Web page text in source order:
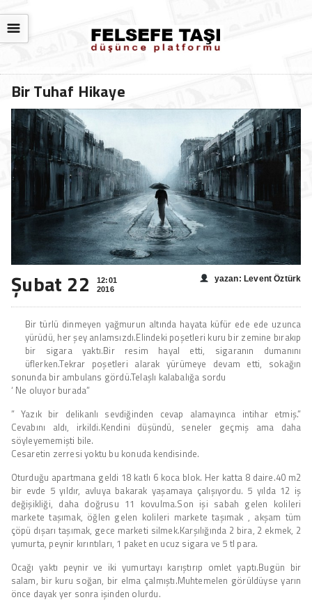
☰
Bir Tuhaf Hikaye
Şubat 22
12:01
2016
yazan: Levent Öztürk
Bir türlü dinmeyen yağmurun altında hayata küfür ede ede uzunca
yürüdü, her şey anlamsızdı.Elindeki poşetleri kuru bir zemine bırakıp
bir sigara yaktı.Bir resim hayal etti, sigaranın dumanını
üflerken.Tekrar poşetleri alarak yürümeye devam etti, sokağın
sonunda bir ambulans gördü.Telaşlı kalabalığa sordu
‘ Ne oluyor burada”
” Yazık bir delikanlı sevdiğinden cevap alamayınca intihar etmiş.”
Cevabını aldı, irkildi.Kendini düşündü, seneler geçmiş ama daha
söyleyememişti bile.
Cesaretin zerresi yoktu bu konuda kendisinde.
Oturduğu apartmana geldi 18 katlı 6 koca blok. Her katta 8 daire.40 m2
bir evde 5 yıldır, avluya bakarak yaşamaya çalışıyordu. 5 yılda 12 iş
değişikliği, daha doğrusu 11 kovulma.Son işi sabah gelen kolileri
markete taşımak, öğlen gelen kolileri markete taşımak , akşam tüm
çöpü dışarı taşımak, gece marketi silmek.Karşılığında 2 bira, 2 ekmek, 2
yumurta, peynir kırıntıları, 1 paket en ucuz sigara ve 5 tl para.
Ocağı yaktı peynir ve iki yumurtayı karıştırıp omlet yaptı.Bugün bir
salam, bir kuru soğan, bir elma çalmıştı.Muhtemelen görüldüyse yarın
önce dayak yer sonra işinden olurdu.